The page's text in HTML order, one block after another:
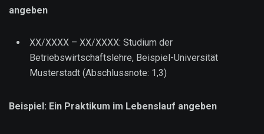
angeben
XX/XXXX – XX/XXXX: Studium der
Betriebswirtschaftslehre, Beispiel-Universität
Musterstadt (Abschlussnote: 1,3)
Beispiel: Ein Praktikum im Lebenslauf angeben